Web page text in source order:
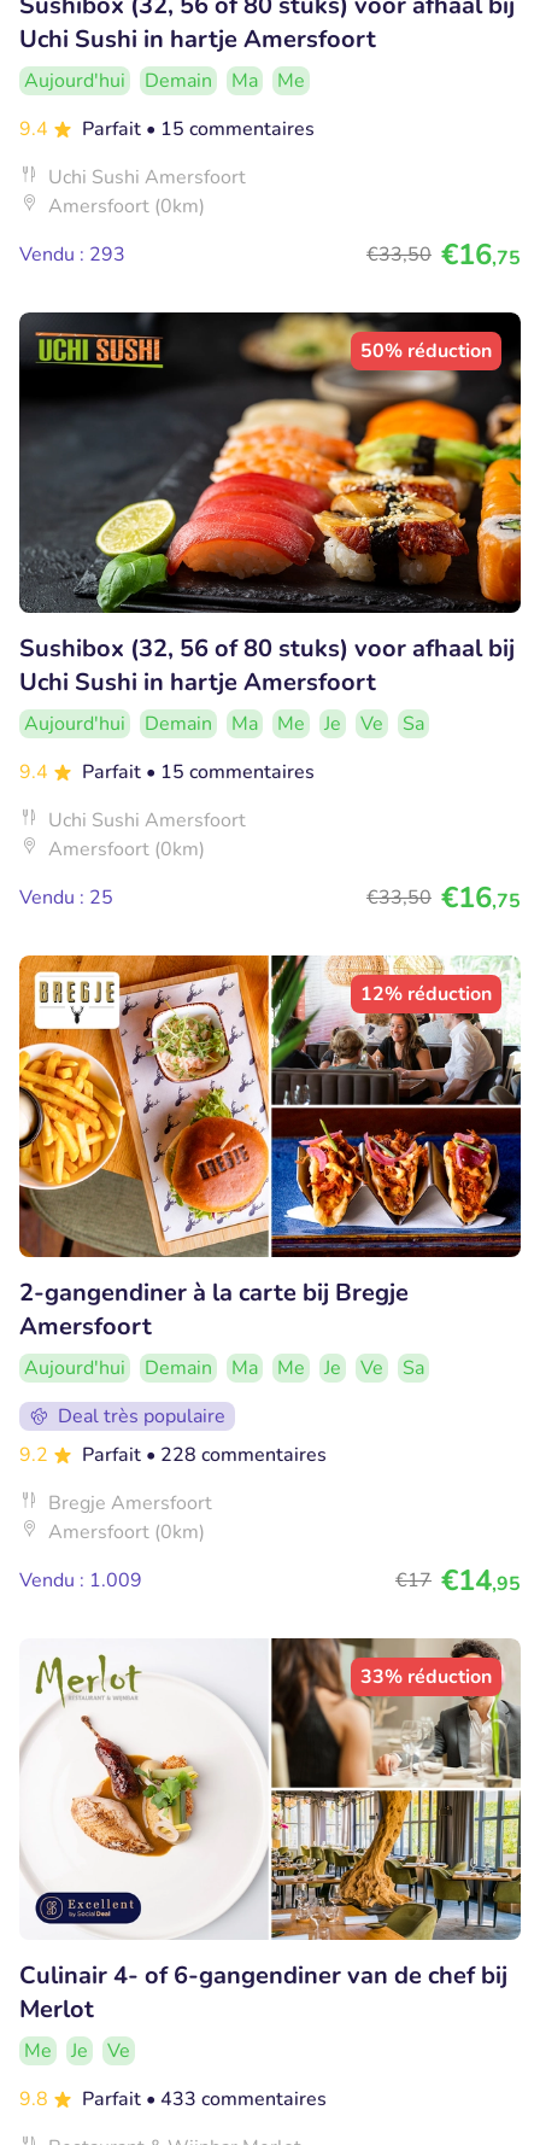
Uchi Sushi in hartje Amersfoort
Aujourd'hui Demain Ma
Me
9.4
Parfait • 15 commentaires
Uchi Sushi Amersfoort
Amersfoort (0km)
Vendu : 293
€33,50 €16,75
50% réduction
Sushibox (32, 56 of 80 stuks) voor afhaal bij
Uchi Sushi in hartje Amersfoort
Aujourd'hui Demain Ma Me Je Ve
Sa
9.4
Parfait • 15 commentaires
Uchi Sushi Amersfoort
Amersfoort (0km)
Vendu : 25
€33,50 €16,75
12% réduction
2-gangendiner à la carte bij Bregje
Amersfoort
Aujourd'hui Demain Ma Me Je Ve
Sa
Deal très populaire
9.2
Parfait • 228 commentaires
Bregje Amersfoort
Amersfoort (0km)
Vendu : 1.009
€17 €14,95
33% réduction
Culinair 4- of 6-gangendiner van de chef bij
Merlot
Me Je
Ve
9.8
Parfait • 433 commentaires